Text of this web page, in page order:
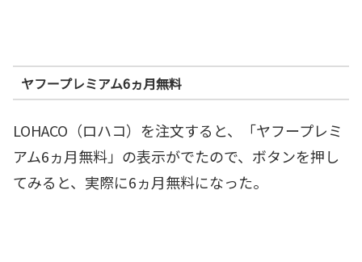
ヤフープレミアム6ヵ月無料
LOHACO（ロハコ）を注文すると、「ヤフープレミ
アム6ヵ月無料」の表示がでたので、ボタンを押し
てみると、実際に6ヵ月無料になった。